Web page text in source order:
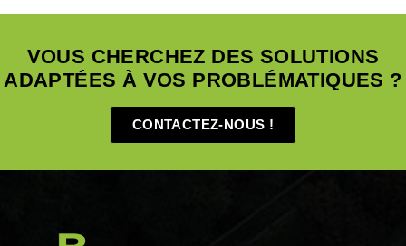
VOUS CHERCHEZ DES SOLUTIONS
ADAPTÉES À VOS PROBLÉMATIQUES ?
CONTACTEZ-NOUS !